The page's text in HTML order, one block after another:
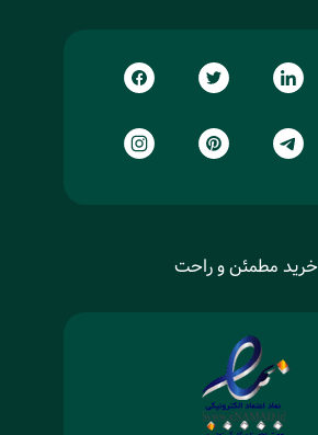
خرید مطمئن و راحت